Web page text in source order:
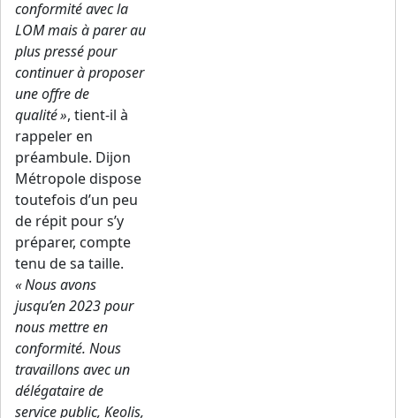
conformité avec la
LOM mais à parer au
plus pressé pour
continuer à proposer
une offre de
qualité », tient-il à
rappeler en
préambule. Dijon
Métropole dispose
toutefois d’un peu
de répit pour s’y
préparer, compte
tenu de sa taille.
« Nous avons
jusqu’en 2023 pour
nous mettre en
conformité. Nous
travaillons avec un
délégataire de
service public, Keolis,